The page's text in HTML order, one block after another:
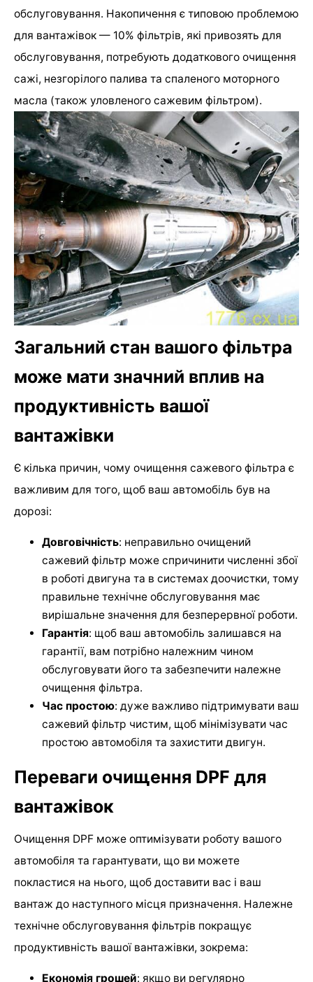
обслуговування. Накопичення є типовою проблемою
для вантажівок — 10% фільтрів, які привозять для
обслуговування, потребують додаткового очищення
сажі, незгорілого палива та спаленого моторного
масла (також уловленого сажевим фільтром).
Загальний стан вашого фільтра
може мати значний вплив на
продуктивність вашої
вантажівки
Є кілька причин, чому очищення сажевого фільтра є
важливим для того, щоб ваш автомобіль був на
дорозі:
Довговічність: неправильно очищений
сажевий фільтр може спричинити численні збої
в роботі двигуна та в системах доочистки, тому
правильне технічне обслуговування має
вирішальне значення для безперервної роботи.
Гарантія: щоб ваш автомобіль залишався на
гарантії, вам потрібно належним чином
обслуговувати його та забезпечити належне
очищення фільтра.
Час простою: дуже важливо підтримувати ваш
сажевий фільтр чистим, щоб мінімізувати час
простою автомобіля та захистити двигун.
Переваги очищення DPF для
вантажівок
Очищення DPF може оптимізувати роботу вашого
автомобіля та гарантувати, що ви можете
покластися на нього, щоб доставити вас і ваш
вантаж до наступного місця призначення. Належне
технічне обслуговування фільтрів покращує
продуктивність вашої вантажівки, зокрема:
Економія грошей: якщо ви регулярно